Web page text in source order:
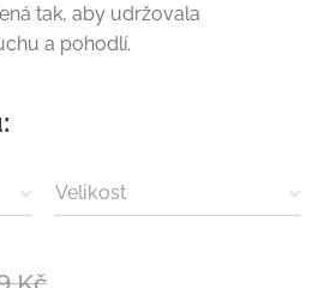
tak, aby udržovala
a pohodlí.
Velikost